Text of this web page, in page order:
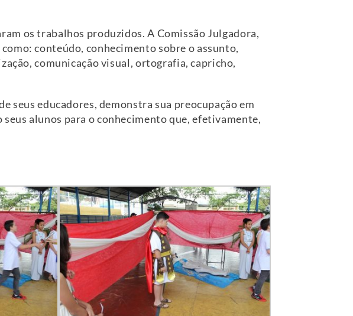
os trabalhos produzidos. A Comissão Julgadora,
conteúdo, conhecimento sobre o assunto,
comunicação visual, ortografia, capricho,
seus educadores, demonstra sua preocupação em
alunos para o conhecimento que, efetivamente,